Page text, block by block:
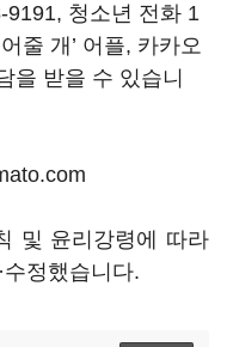
9191, 청소년 전화 1
줄 개’ 어플, 카카오
을 받을 수 있습니
및 윤리강령에 따라
정했습니다.